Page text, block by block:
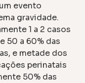
evento
gravidade.
1 a 2 casos
50 a 60% das
e metade dos
perinatais
50% das